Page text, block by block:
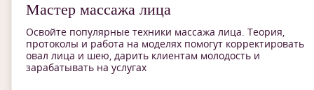
Мастер массажа лица
Освойте популярные техники массажа лица. Теория,
протоколы и работа на моделях помогут корректировать
овал лица и шею, дарить клиентам молодость и
зарабатывать на услугах